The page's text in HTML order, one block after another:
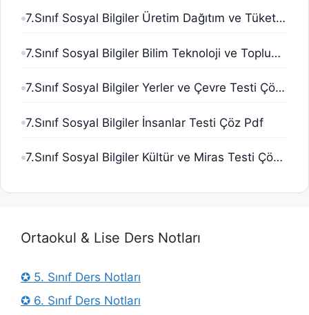
7.Sınıf Sosyal Bilgiler Üretim Dağıtım ve Tüketim Testi Çöz Pdf
7.Sınıf Sosyal Bilgiler Bilim Teknoloji ve Toplum Testi Çöz Pdf
7.Sınıf Sosyal Bilgiler Yerler ve Çevre Testi Çöz Pdf
7.Sınıf Sosyal Bilgiler İnsanlar Testi Çöz Pdf
7.Sınıf Sosyal Bilgiler Kültür ve Miras Testi Çöz Pdf
Ortaokul & Lise Ders Notları
✪ 5. Sınıf Ders Notları
✪ 6. Sınıf Ders Notları